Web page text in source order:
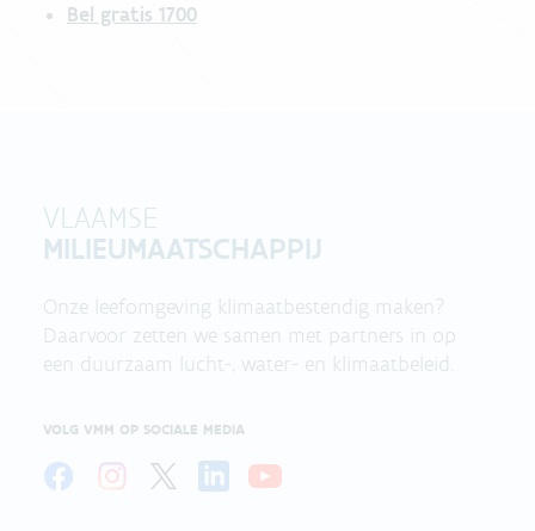
Bel gratis 1700
VLAAMSE
MILIEUMAATSCHAPPIJ
Onze leefomgeving klimaatbestendig maken?
Daarvoor zetten we samen met partners in op
een duurzaam lucht-, water- en klimaatbeleid.
VOLG VMM OP SOCIALE MEDIA